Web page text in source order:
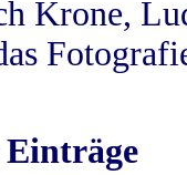
Krone,
Einträge